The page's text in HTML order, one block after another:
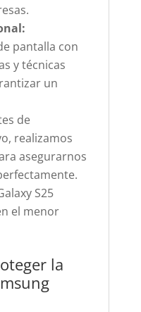
pantalla con
y técnicas
un
de
realizamos
asegurarnos
S25
el menor
la